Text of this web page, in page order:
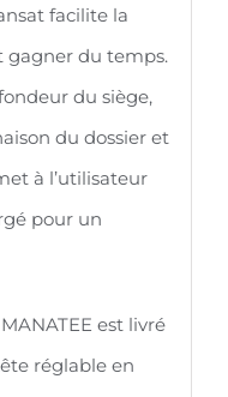
facilite la
gagner du temps.
du siège,
du dossier et
à l’utilisateur
pour un
est livré
réglable en